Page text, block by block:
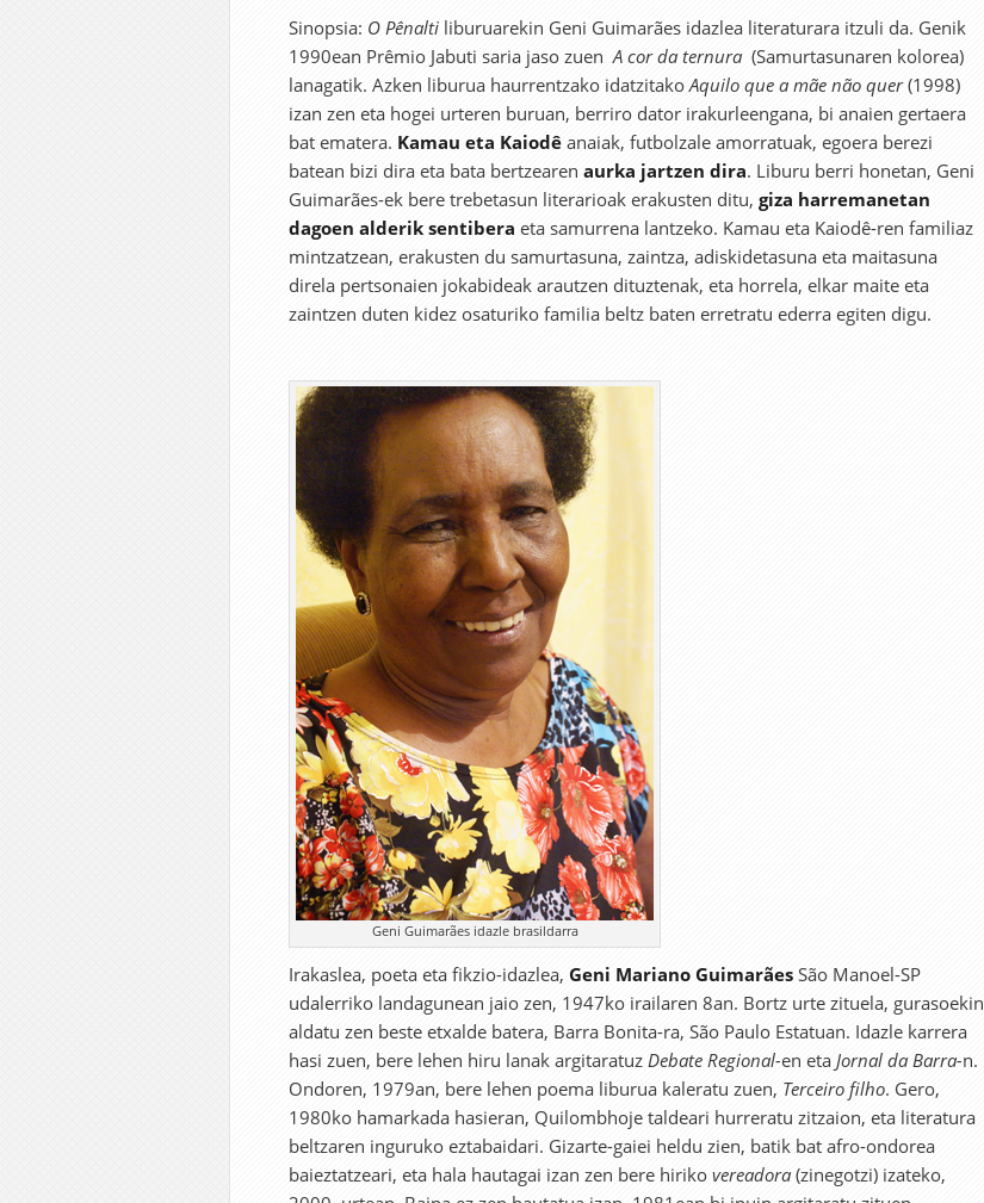
Sinopsia: O Pênalti liburuarekin Geni Guimarães idazlea literaturara itzuli da. Genik
1990ean Prêmio Jabuti saria jaso zuenA cor da ternura(Samurtasunaren kolorea)
lanagatik. Azken liburua haurrentzako idatzitakoAquilo que a mãe não quer(1998)
izan zen eta hogei urteren buruan, berriro dator irakurleengana, bi anaien gertaera
bat ematera. Kamau eta Kaiodê anaiak, futbolzale amorratuak, egoera berezi
batean bizi dira eta bata bertzearen aurka jartzen dira. Liburu berri honetan, Geni
Guimarães-ek bere trebetasun literarioak erakusten ditu, giza harremanetan
dagoen alderik sentibera eta samurrena lantzeko. Kamau eta Kaiodê-ren familiaz
mintzatzean, erakusten du samurtasuna, zaintza, adiskidetasuna eta maitasuna
direla pertsonaien jokabideak arautzen dituztenak, eta horrela, elkar maite eta
zaintzen duten kidez osaturiko familia beltz baten erretratu ederra egiten digu.
Geni Guimarães idazle brasildarra
Irakaslea, poeta eta fikzio-idazlea, Geni Mariano Guimarães São Manoel-SP
udalerriko landagunean jaio zen, 1947ko irailaren 8an. Bortz urte zituela, gurasoekin
aldatu zen beste etxalde batera, Barra Bonita-ra, São Paulo Estatuan. Idazle karrera
hasi zuen, bere lehen hiru lanak argitaratuz Debate Regional-en eta Jornal da Barra-n.
Ondoren, 1979an, bere lehen poema liburua kaleratu zuen, Terceiro filho. Gero,
1980ko hamarkada hasieran, Quilombhoje taldeari hurreratu zitzaion, eta literatura
beltzaren inguruko eztabaidari. Gizarte-gaiei heldu zien, batik bat afro-ondorea
baieztatzeari, eta hala hautagai izan zen bere hiriko vereadora (zinegotzi) izateko,